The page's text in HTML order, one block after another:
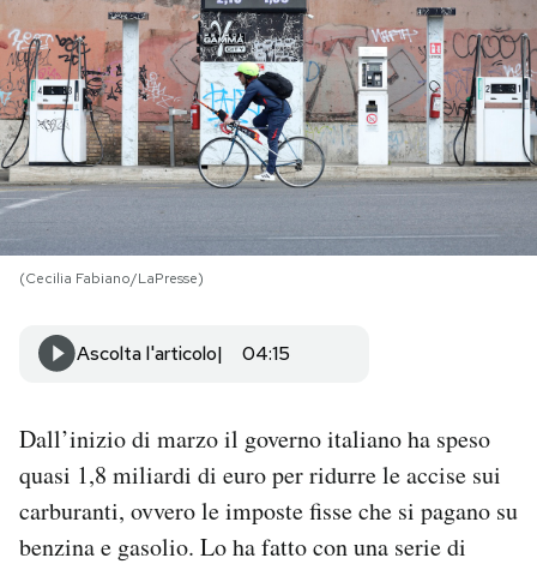
PODCAST
NEWSLETTER
I MIEI PREFERITI
Area Personale
Newsletter
Notifiche mobile
Regala il Post
(Cecilia Fabiano/LaPresse)
Ascolta l'articolo 04:15
Dall’inizio di marzo il governo italiano ha speso
quasi 1,8 miliardi di euro per ridurre le accise sui
carburanti, ovvero le imposte fisse che si pagano su
benzina e gasolio. Lo ha fatto con una serie di